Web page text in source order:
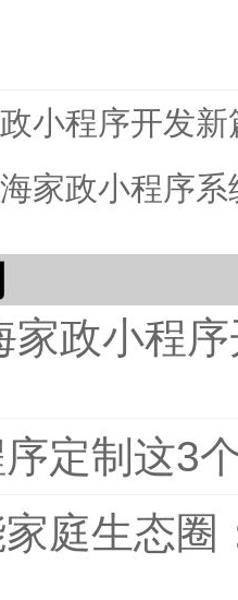
政小程序开发
家政小程序
家政小程
定制这3
庭生态圈